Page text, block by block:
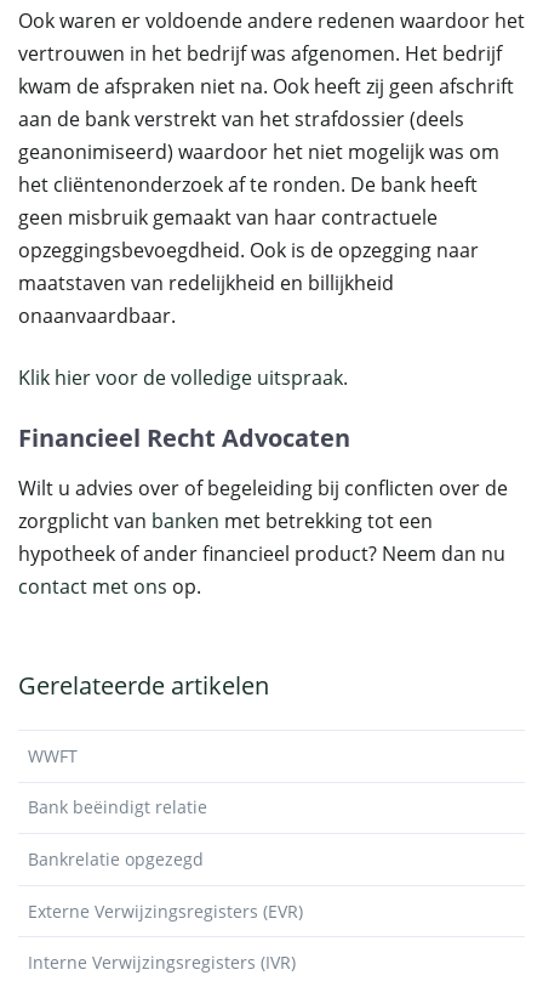
Ook waren er voldoende andere redenen waardoor het
vertrouwen in het bedrijf was afgenomen. Het bedrijf
kwam de afspraken niet na. Ook heeft zij geen afschrift
aan de bank verstrekt van het strafdossier (deels
geanonimiseerd) waardoor het niet mogelijk was om
het cliëntenonderzoek af te ronden. De bank heeft
geen misbruik gemaakt van haar contractuele
opzeggingsbevoegdheid. Ook is de opzegging naar
maatstaven van redelijkheid en billijkheid
onaanvaardbaar.
Klik hier voor de volledige uitspraak.
Financieel Recht Advocaten
Wilt u advies over of begeleiding bij conflicten over de
zorgplicht van banken met betrekking tot een
hypotheek of ander financieel product? Neem dan nu
contact met ons op.
Gerelateerde artikelen
WWFT
Bank beëindigt relatie
Bankrelatie opgezegd
Externe Verwijzingsregisters (EVR)
Interne Verwijzingsregisters (IVR)